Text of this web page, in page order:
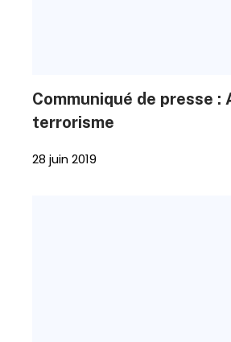
Communiqué de presse :
terrorisme
28 juin 2019